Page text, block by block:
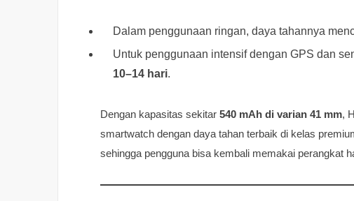
Dalam penggunaan ringan, daya tahannya
Untuk penggunaan intensif dengan GPS dan
10–14 hari.
Dengan kapasitas sekitar 540 mAh di varian 41 mm,
smartwatch dengan daya tahan terbaik di kelas
sehingga pengguna bisa kembali memakai perangkat